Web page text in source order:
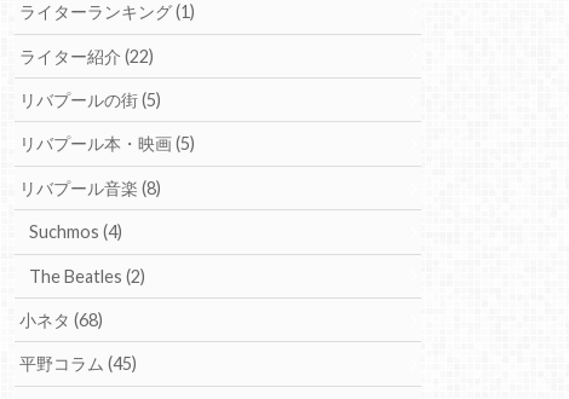
ライターランキング(1)
ライター紹介(22)
リバプールの街(5)
リバプール本・映画(5)
リバプール音楽(8)
Suchmos (4)
The Beatles (2)
小ネタ(68)
平野コラム(45)